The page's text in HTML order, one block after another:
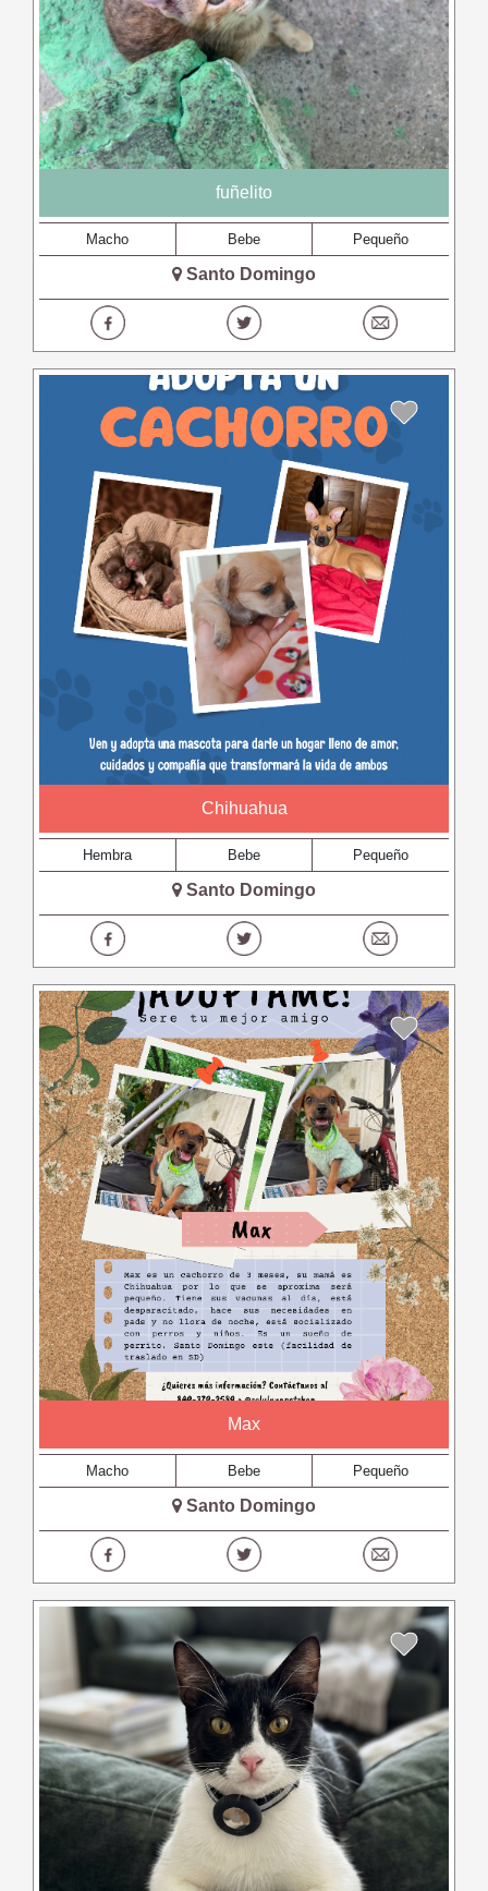
fuñelito
Macho Bebe Pequeño
Santo Domingo
Chihuahua
Hembra Bebe Pequeño
Santo Domingo
Max
Macho Bebe Pequeño
Santo Domingo